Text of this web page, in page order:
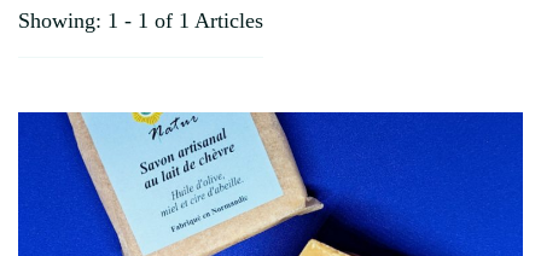
Showing: 1 - 1 of 1 Articles